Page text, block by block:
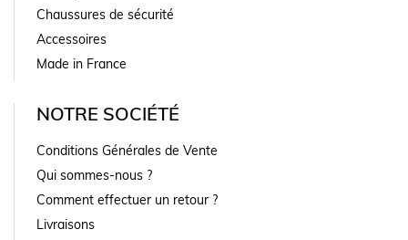
Chaussures de sécurité
Accessoires
Made in France
NOTRE SOCIÉTÉ
Conditions Générales de Vente
Qui sommes-nous ?
Comment effectuer un retour ?
Livraisons